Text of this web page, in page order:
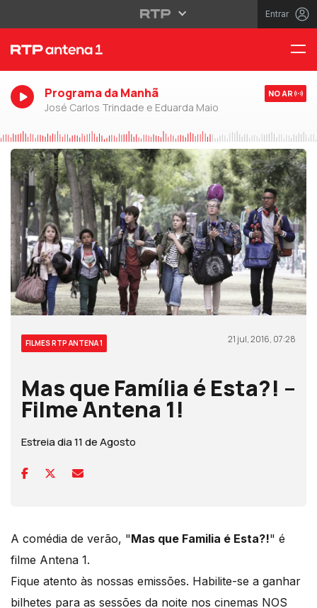
Entrar
Programa da Manhã
José Carlos Trindade e Eduarda Maio
NO AR
FILMES RTP ANTENA 1 21 jul, 2016, 07:28
Mas que Família é Esta?! –
Filme Antena 1!
Estreia dia 11 de Agosto
A comédia de verão, "Mas que Familia é Esta?!" é
filme Antena 1.
Fique atento às nossas emissões. Habilite-se a ganhar
bilhetes para as sessões da noite nos cinemas NOS